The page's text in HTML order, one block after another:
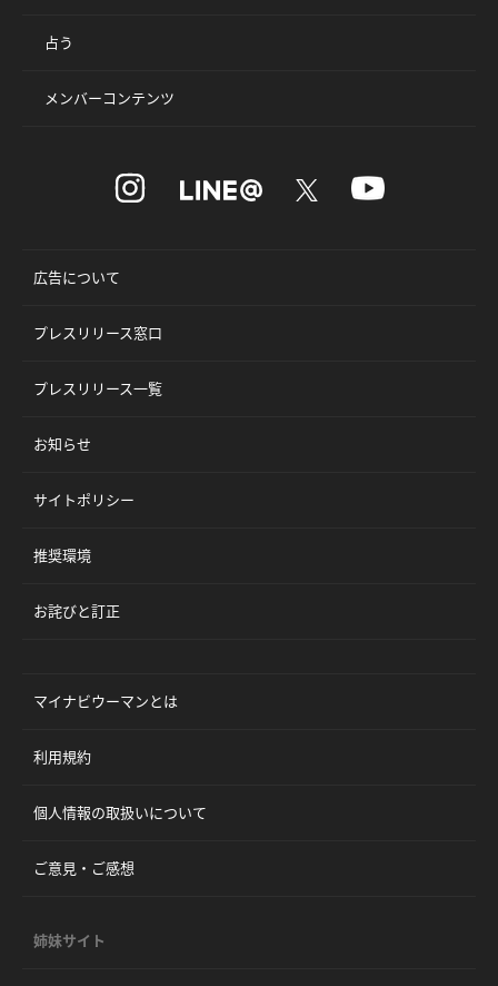
占う
メンバーコンテンツ
広告について
プレスリリース窓口
プレスリリース一覧
お知らせ
サイトポリシー
推奨環境
お詫びと訂正
マイナビウーマンとは
利用規約
個人情報の取扱いについて
ご意見・ご感想
姉妹サイト